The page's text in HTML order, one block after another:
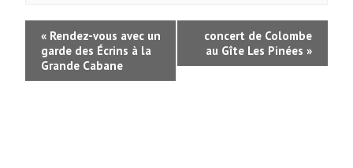
« Rendez-vous avec un
garde des Écrins à la
Grande Cabane
concert de Colombe
au Gîte Les Pinées »